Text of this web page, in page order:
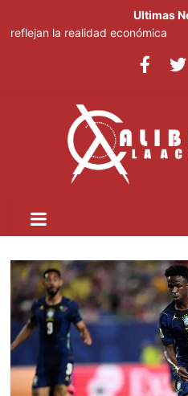
Ultimas
César Fernández acusa al
Dr. Cruz Jiminián recibe primera
Controlan incendio en
Johnny Pujols: "Hay decenas de
quieren inscribirse en el PLD"